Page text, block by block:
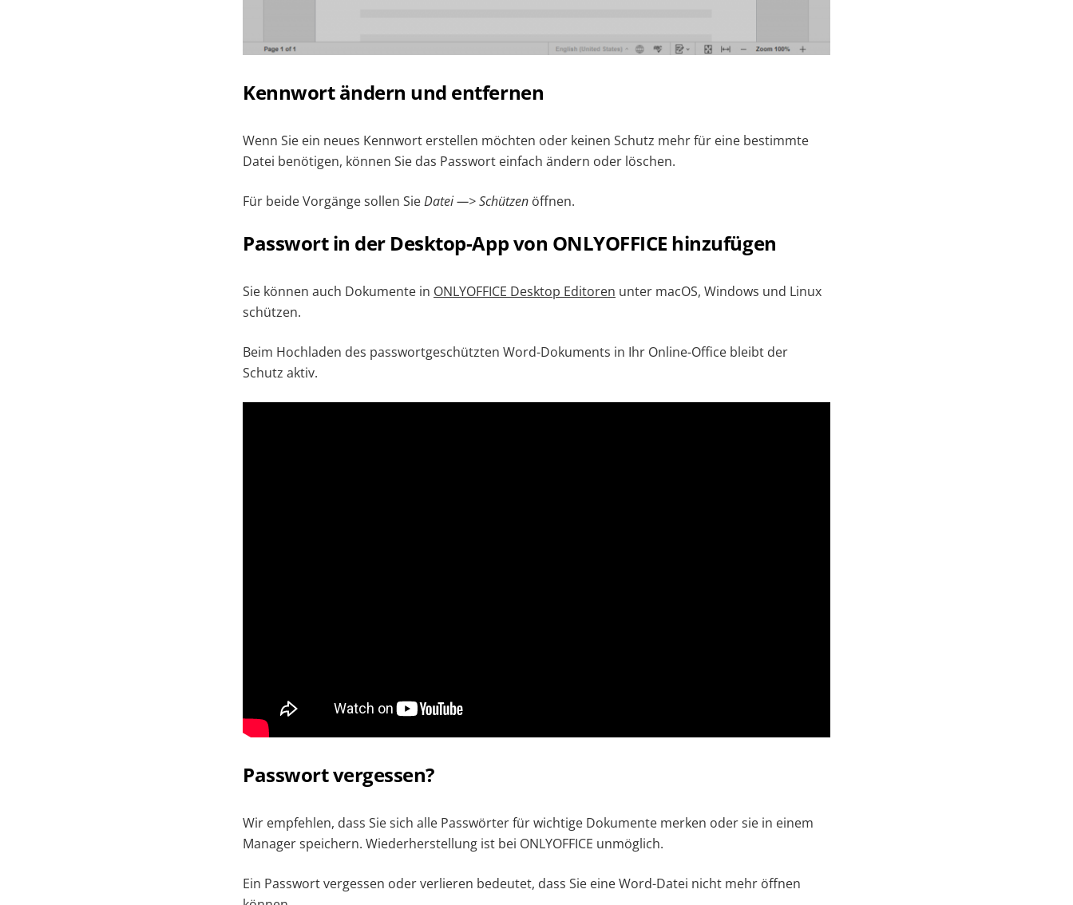
Kennwort ändern und entfernen
Wenn Sie ein neues Kennwort erstellen möchten oder keinen Schutz mehr für eine bestimmte
Datei benötigen, können Sie das Passwort einfach ändern oder löschen.
Für beide Vorgänge sollen SieDatei —> Schützen öffnen.
Passwort in der Desktop-App von ONLYOFFICE hinzufügen
Sie können auch Dokumente in ONLYOFFICE Desktop Editoren unter macOS, Windows und Linux
schützen.
Beim Hochladen des passwortgeschützten Word-Dokuments in Ihr Online-Office bleibt der
Schutz aktiv.
Passwort vergessen?
Wir empfehlen, dass Sie sich alle Passwörter für wichtige Dokumente merken oder sie in einem
Manager speichern. Wiederherstellung ist bei ONLYOFFICE unmöglich.
Ein Passwort vergessen oder verlieren bedeutet, dass Sie eine Word-Datei nicht mehr öffnen